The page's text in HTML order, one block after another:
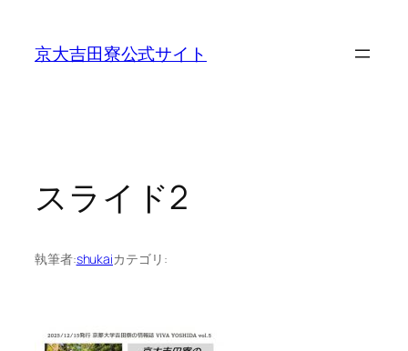
京大吉田寮公式サイト
スライド2
執筆者:shukaiカテゴリ: